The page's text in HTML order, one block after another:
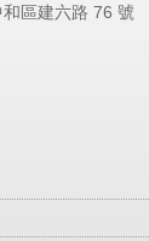
區建六路 76 號